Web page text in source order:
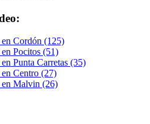
en Cordón (125)
Pocitos (51)
Punta Carretas (35)
Centro (27)
en Malvin (26)